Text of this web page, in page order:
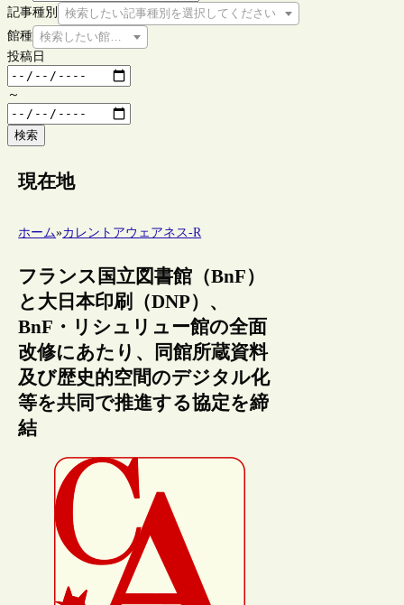
記事種別
検索したい記事種別を選択してください
館種 検索したい館種を選択してください
投稿日
～
検索
現在地
ホーム»カレントアウェアネス-R
フランス国立図書館（BnF）
と大日本印刷（DNP）、
BnF・リシュリュー館の全面
改修にあたり、同館所蔵資料
及び歴史的空間のデジタル化
等を共同で推進する協定を締
結